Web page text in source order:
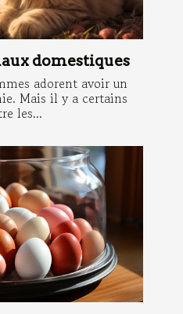
domestiques
adorent avoir un
Mais il y a certains
les...